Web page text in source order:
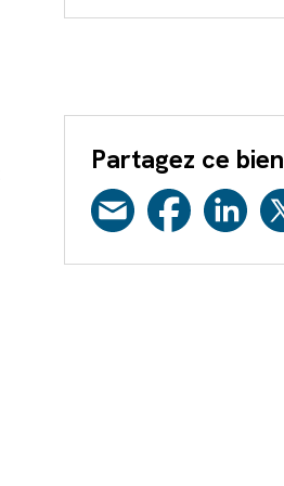
Partagez ce bien